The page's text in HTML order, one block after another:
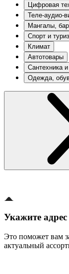
Цифровая
Теле-аудио-
Мангалы,
Спорт и
Климат
Автотовары
Сантехника
Одежда,
Укажите адрес
Это поможет вам
актуальный